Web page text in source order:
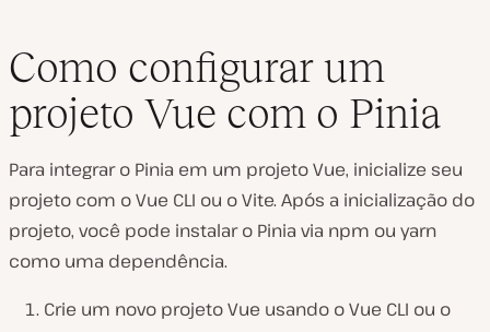
Como configurar um
projeto Vue com o Pinia
Para integrar o Pinia em um projeto Vue, inicialize seu
projeto com o Vue CLI ou o Vite. Após a inicialização do
projeto, você pode instalar o Pinia via npm ou yarn
como uma dependência.
Crie um novo projeto Vue usando o Vue CLI ou o